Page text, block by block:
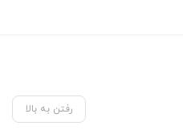
رفتن به بالا